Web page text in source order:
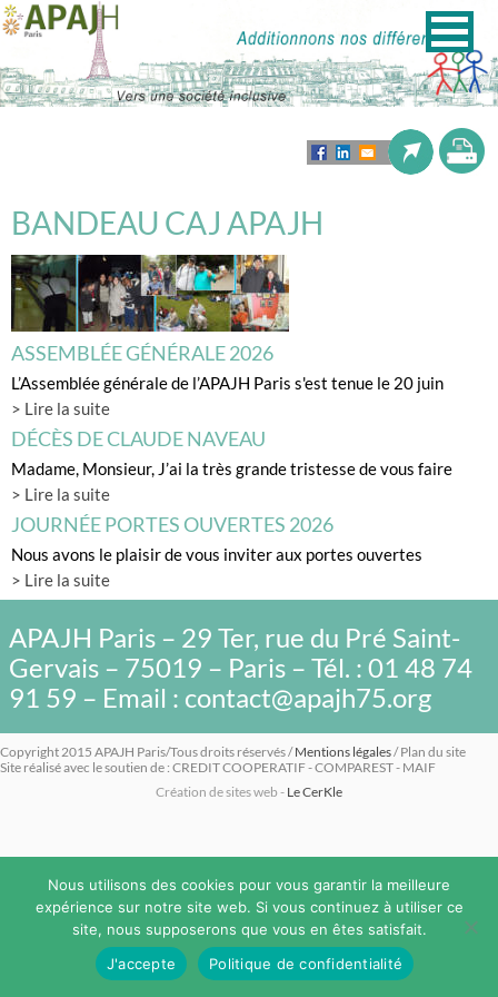
BANDEAU CAJ APAJH
ASSEMBLÉE GÉNÉRALE 2026
L’Assemblée générale de l’APAJH Paris s'est tenue le 20 juin
> Lire la suite
DÉCÈS DE CLAUDE NAVEAU
Madame, Monsieur, J’ai la très grande tristesse de vous faire
> Lire la suite
JOURNÉE PORTES OUVERTES 2026
Nous avons le plaisir de vous inviter aux portes ouvertes
> Lire la suite
APAJH Paris – 29 Ter, rue du Pré Saint-
Gervais – 75019 – Paris – Tél. : 01 48 74
91 59 – Email : contact@apajh75.org
Copyright 2015 APAJH Paris/Tous droits réservés /Mentions légales/ Plan du site
Site réalisé avec le soutien de : CREDIT COOPERATIF - COMPAREST - MAIF
Création de sites web - Le CerKle
Nous utilisons des cookies pour vous garantir la meilleure
expérience sur notre site web. Si vous continuez à utiliser ce
site, nous supposerons que vous en êtes satisfait.
J'accepte
Politique de confidentialité